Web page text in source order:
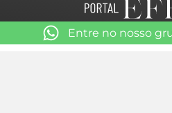
Entre no nosso